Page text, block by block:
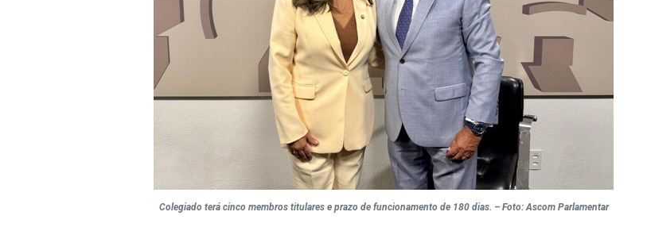
Colegiado terá cinco membros titulares e prazo de funcionamento de 180 dias. – Foto: Ascom Parlamentar